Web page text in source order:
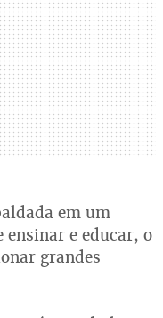
em um
ensinar e educar, o
grandes